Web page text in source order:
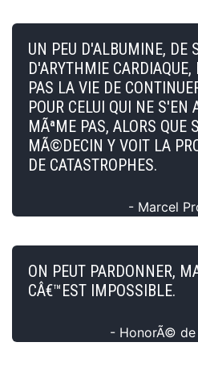
UN PEU D'ALBUMINE, DE
D'ARYTHMIE
PAS LA VIE DE
POUR CELUI QUI NE S'EN
MÃªME PAS, ALORS QUE
MÃ©DECIN Y VOIT LA
DE CATASTROPHES.
- Marcel
ON PEUT PARDONNER,
CÂ€™EST IMPOSSIBLE.
- HonorÃ©